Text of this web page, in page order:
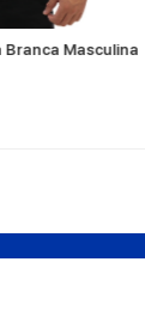
Branca Masculina